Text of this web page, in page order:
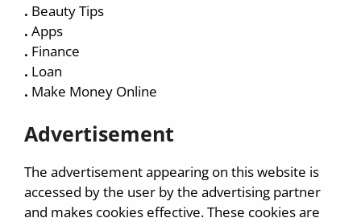
. Beauty Tips
. Apps
. Finance
. Loan
. Make Money Online
Advertisement
The advertisement appearing on this website is
accessed by the user by the advertising partner
and makes cookies effective. These cookies are